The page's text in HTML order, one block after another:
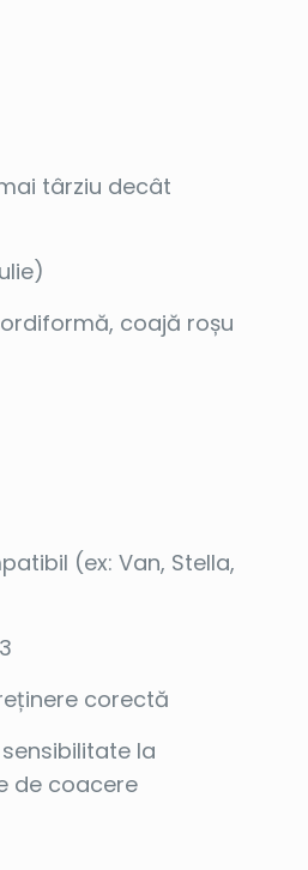
târziu decât
coajă roșu
(ex: Van, Stella,
corectă
la
de coacere